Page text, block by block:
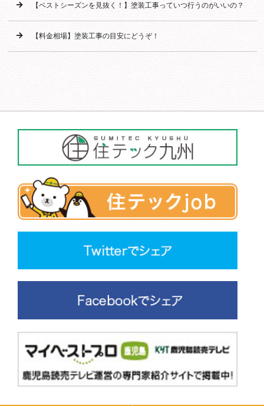
【ベストシーズンを見抜く！】塗装工事っていつ行うのがいいの？
【料金相場】塗装工事の目安にどうぞ！